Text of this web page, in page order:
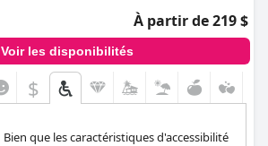
À partir de 219 $
Voir les disponibilités
$
Bien que les caractéristiques d'accessibilité